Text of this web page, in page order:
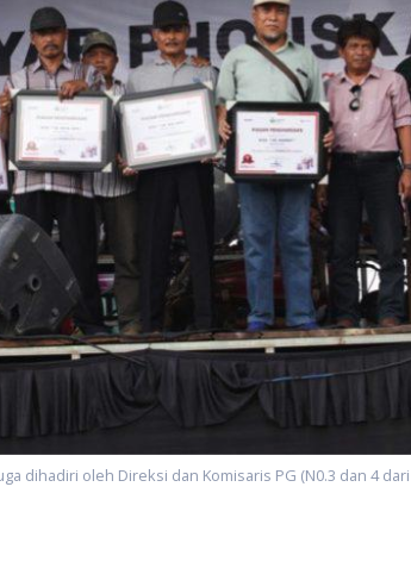
dihadiri oleh Direksi dan Komisaris PG (N0.3 dan 4